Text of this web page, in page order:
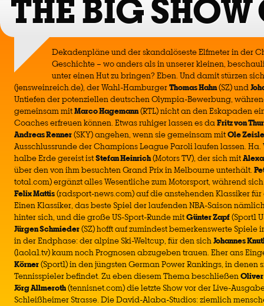
THE BIG
Dekadenpläne und der skandalöseste Elfmeter in der
Geschichte – wo anders als in unserer kleinen,
unter einen Hut zu bringen? Eben. Und damit stürzen
(jensweinreich.de), der Wahl-HamburgerThomas Hahn(SZ) und
Untiefen der potenziellen deutschen Olympia-Bewerbung,
gemeinsam mitMarco Hagemann(RTL) nicht an den Eskapaden
Coaches erfreuen können. Etwas ruhiger lassen es daFritz von
Andreas Renner(SKY) angehen, wenn sie gemeinsam mitOle
Ausschlussrunde der Champions League Paroli laufen lassen.
halbe Erde gereist istStefan Heinrich(Motors TV), der sich mit
über den von ihm besuchten Grand Prix in Melbourne unterhält.
total.com) ergänzt alles Wesentliche zum Motorsport, während
Felix Mattis(radsport-news.com) auf die anstehenden Klassiker für
Einen Klassiker, das beste Spiel der laufenden NBA-Saison
hinter sich, und die große US-Sport-Runde mitGünter Zapf(Sport1
Jürgen Schmieder(SZ) hofft auf zumindest bemerkenswerte Spiele
in der Endphase: der alpine Ski-Weltcup, für den sichJohannes
(laola1.tv) kaum noch Prognosen abzugeben trauen. Eher ans
Körner(Sport1) in den jüngsten German Power Rankings, in
Tennisspieler befindet. Zu eben diesem Thema beschließen
Jörg Allmeroth(tennisnet.com) die letzte Show vor der Live-
Schleißheimer Strasse. Die David-Alaba-Studios: ziemlich